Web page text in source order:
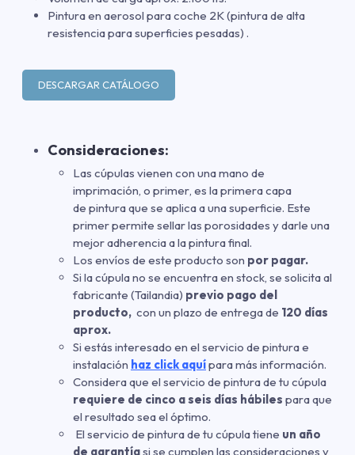
Pintura en aerosol para coche 2K (pintura de alta
resistencia para superficies pesadas) .
DESCARGAR CATÁLOGO
Consideraciones:
Las cúpulas vienen con una mano de
imprimación o primer es la primera capa
de pintura que se aplica a una superficie. Este
primer permite sellar las porosidades y darle una
mejor adherencia a la pintura final.
Los envíos de este producto son por pagar.
Si la cúpula no se encuentra en stock, se solicita al
fabricante (Tailandia) previo pago del
producto, con un plazo de entrega de 120 días
aprox.
Si estás interesado en el servicio de pintura e
instalación haz click aquípara más información.
Considera que el servicio de pintura de tu cúpula
requiere de cinco a seis días hábiles para que
el resultado sea el óptimo.
El servicio de pintura de tu cúpula tiene un año
de garantíasi se cumplen las consideraciones y